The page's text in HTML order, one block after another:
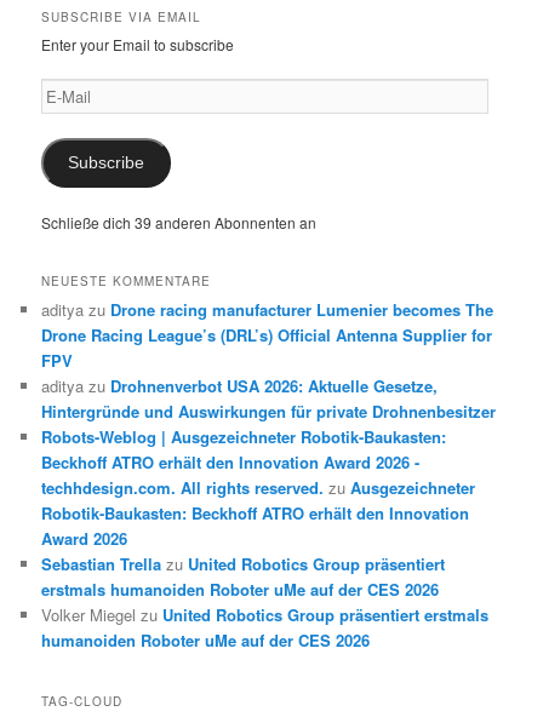
SUBSCRIBE VIA EMAIL
Enter your Email to subscribe
E-
Mail
Subscribe
Schließe dich 39 anderen Abonnenten an
NEUESTE KOMMENTARE
aditya zu Drone racing manufacturer Lumenier becomes The
Drone Racing League’s (DRL’s) Official Antenna Supplier for
FPV
aditya zu Drohnenverbot USA 2026: Aktuelle Gesetze,
Hintergründe und Auswirkungen für private Drohnenbesitzer
Robots-Weblog | Ausgezeichneter Robotik-Baukasten:
Beckhoff ATRO erhält den Innovation Award 2026 -
techhdesign.com. All rights reserved. zuAusgezeichneter
Robotik-Baukasten: Beckhoff ATRO erhält den Innovation
Award 2026
Sebastian Trella zu United Robotics Group präsentiert
erstmals humanoiden Roboter uMe auf der CES 2026
Volker Miegel zu United Robotics Group präsentiert erstmals
humanoiden Roboter uMe auf der CES 2026
TAG-CLOUD